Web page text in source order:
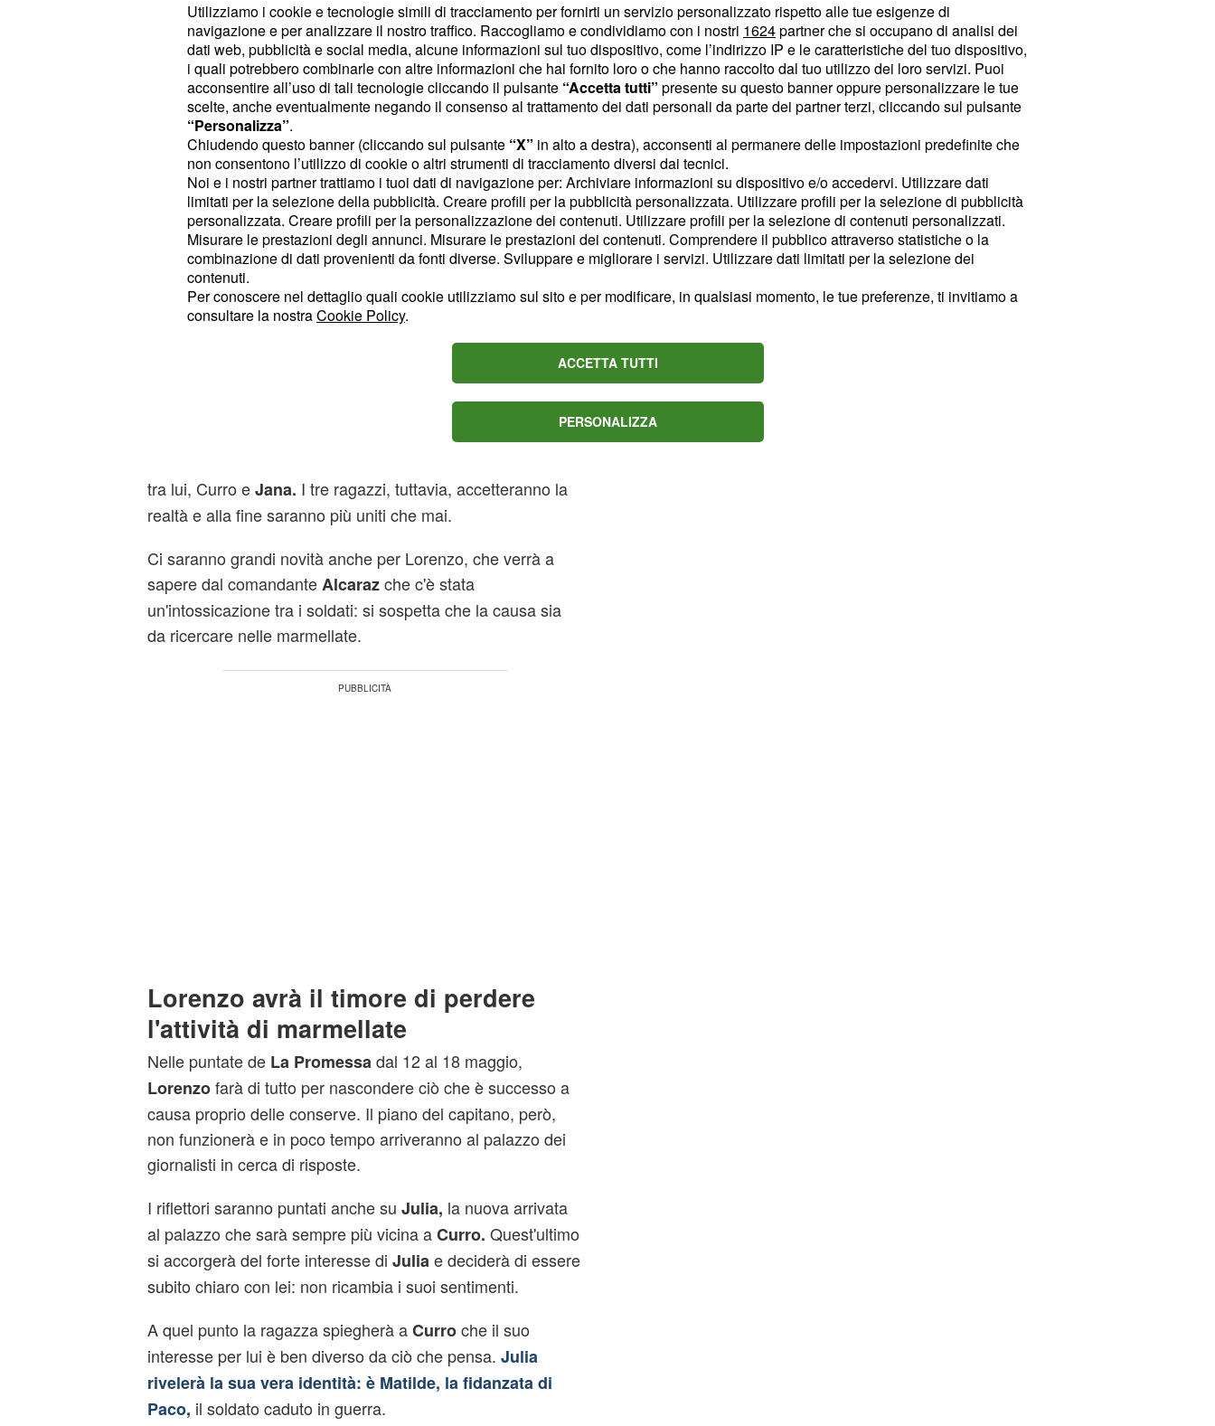
Lo scopo del marchesino sarà offrire del denaro all'ex
maggiordomo per sparire per sempre dalla vita di sua
moglie, ma Gregorio non si presenterà.
A quel punto Manuel lascerà una lettera all'uomo, sperando
di potergli parlare al prossimo appuntamento. Per
arriverà poi un momento molto importante perché al suo
ha avuto una
storia d'amore con sua madre e che quindi loro sono fratelli.
tra lui, Curro eJana. I tre ragazzi, tuttavia, accetteranno la
realtà e alla fine saranno più uniti che mai.
Ci saranno grandi novità anche per Lorenzo, che verrà a
sapere dal comandanteAlcarazche c'è stata
un'intossicazione tra i soldati: si sospetta che la causa sia
da ricercare nelle marmellate.
Lorenzo avrà il timore di perdere
l'attività di marmellate
Nelle puntate deLa Promessa dal 12 al 18 maggio,
Lorenzofarà di tutto per nascondere ciò che è successo a
causa proprio delle conserve. Il piano del capitano, però,
non funzionerà e in poco tempo arriveranno al palazzo dei
giornalisti in cerca di risposte.
I riflettori saranno puntati anche su Julia, la nuova arrivata
al palazzo che sarà sempre più vicina aCurro. Quest'ultimo
si accorgerà del forte interesse di Julia e deciderà di essere
subito chiaro con lei: non ricambia i suoi sentimenti.
A quel punto la ragazza spiegherà aCurroche il suo
interesse per lui è ben diverso da ciò che pensa. Julia
rivelerà la sua vera identità: è Matilde, la fidanzata di
Paco, il soldato caduto in guerra.
Utilizziamo i cookie e tecnologie simili di tracciamento per fornirti un servizio personalizzato rispetto alle tue esigenze di
navigazione e per analizzare il nostro traffico. Raccogliamo e condividiamo con i nostri 1624partner che si occupano di analisi dei
dati web, pubblicità e social media, alcune informazioni sul tuo dispositivo, come l’indirizzo IP e le caratteristiche del tuo dispositivo,
i quali potrebbero combinarle con altre informazioni che hai fornito loro o che hanno raccolto dal tuo utilizzo dei loro servizi. Puoi
acconsentire all’uso di tali tecnologie cliccando il pulsante “Accetta tutti” presente su questo banner oppure personalizzare le tue
scelte, anche eventualmente negando il consenso al trattamento dei dati personali da parte dei partner terzi, cliccando sul pulsante
“Personalizza”.
Chiudendo questo banner (cliccando sul pulsante “X” in alto a destra), acconsenti al permanere delle impostazioni predefinite che
non consentono l’utilizzo di cookie o altri strumenti di tracciamento diversi dai tecnici.
Noi e i nostri partner trattiamo i tuoi dati di navigazione per: Archiviare informazioni su dispositivo e/o accedervi. Utilizzare dati
limitati per la selezione della pubblicità. Creare profili per la pubblicità personalizzata. Utilizzare profili per la selezione di pubblicità
personalizzata. Creare profili per la personalizzazione dei contenuti. Utilizzare profili per la selezione di contenuti personalizzati.
Misurare le prestazioni degli annunci. Misurare le prestazioni dei contenuti. Comprendere il pubblico attraverso statistiche o la
combinazione di dati provenienti da fonti diverse. Sviluppare e migliorare i servizi. Utilizzare dati limitati per la selezione dei
contenuti.
Per conoscere nel dettaglio quali cookie utilizziamo sul sito e per modificare, in qualsiasi momento, le tue preferenze, ti invitiamo a
consultare la nostraCookie Policy.
ACCETTA TUTTI
PERSONALIZZA